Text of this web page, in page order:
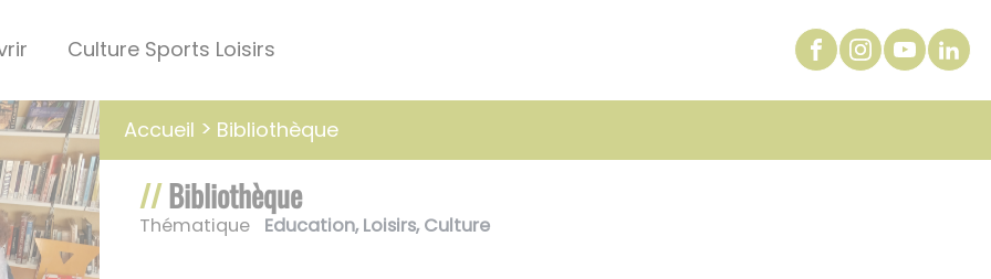
Culture Sports Loisirs
Accueil Bibliothèque
Bibliothèque
Thématique Education,Loisirs,Culture